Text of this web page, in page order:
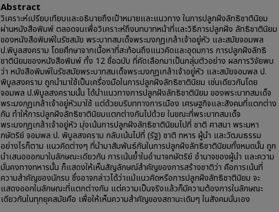
Abstract
วิเคราะห์เปรียบเทียบและอธิบายถึงเป้าหมายและแนวทาง ในการปลูกฝังลัทธิชาตินิยม
ผ่านหนังสือพิมพ์ ตลอดจนเพื่อวิเคราะห์ถึงบทบาทหน้าที่และวิธีการปลูกฝัง ลัทธิชาตินิยม
ของหนังสือพิมพ์ในรัชสมัย พระบาทสมเด็จพระมงกุฎเกล้าเจ้าอยู่หัว และสมัยจอมพล
ป.พิบูลสงคราม โดยศึกษาจากเนื้อหาที่สะท้อนถึงแนวคิดและอุดมการ การปลูกฝังลัทธิ
ชาตินิยมของหนังสือพิมพ์ ทั้ง 12 ชื่อฉบับ ที่คัดเลือกมาเป็นกลุ่มตัวอย่าง ผลการวิจัยพบ
ว่า หนังสือพิมพ์ในรัชสมัยพระบาทสมเด็จพระมงกุฎเกล้าเจ้าอยู่หัว และสมัยจอมพล ป.
พิบูลสงคราม ถูกนำมาใช้เป็นเครื่องมือในการปลูกฝังลัทธิชาตินิยม เช่นเดียวกันโดย
จอมพล ป.พิบูลสงครามนั้น ได้นำแนวทางการปลูกฝังลัทธิชาตินิยม ของพระบาทสมเด็จ
พระมงกุฎเกล้าเจ้าอยู่หัวมาใช้ แต่ด้วยบริบททางการเมือง เศรษฐกิจและสังคมที่แตกต่าง
กัน ทำให้การปลูกฝังลัทธิชาตินิยมแตกต่างกันไปด้วย ในขณะที่พระบาทสมเด็จ
พระมงกุฎเกล้าเจ้าอยู่หัว มุ่งเน้นการปลูกฝังลัทธิชาตินิยมไปที่ ชาติ ศาสนา พระมหา
กษัตริย์ จอมพล ป. พิบูลสงคราม กลับเน้นไปที่ (รัฐ) ชาติ ทหาร ผู้นำ และวัฒนธรรม
อย่างไรก็ตาม แนวคิดต่างๆ ที่นำมาสัมพันธ์กันในการปลูกฝังลัทธิชาตินิยมทั้งหมดนั้น ถูก
นำเสนอออกมาในลักษณะเดียวกัน การเน้นย้ำในอำนาจกษัตริย์ อำนาจของผู้นำ และความ
มั่นคงทางทหารนั้น ก็แสดงให้เห็นสัญลักษณ์สำคัญของการสร้างชาติว่า คือการเน้นที่
ความสำคัญของนักรบ ซึ่งอาจกล่าวได้ว่าแม้แนวคิดหรือการปลูกฝังลัทธิชาตินิยม จะ
แสดงออกในลักษณะที่แตกต่างกัน แต่ความเป็นจริงแล้วก็มีความต้องการในลักษณะ
เดียวกันในทุกยุคสมัยคือ เพื่อให้เห็นความสำคัญของสถานะเดิมๆ ในสังคมนั่นเอง